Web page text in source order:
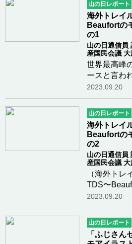
山の日レポート
海外トレイ
Beaufortの
の1
山の日通信員
産国民会議
世界最高峰
ースと言わ
リーである
して来まし
場しました
位置する町
ル)92km地
む
2023.09.20
山の日レポート
海外トレイ
Beaufortの
の2
山の日通信員
産国民会議
（海外トレ
TDS〜
旅〜その1か
Beaufortか
Les
す。T8
2023.09.20
山の日レポート
「ふじさん